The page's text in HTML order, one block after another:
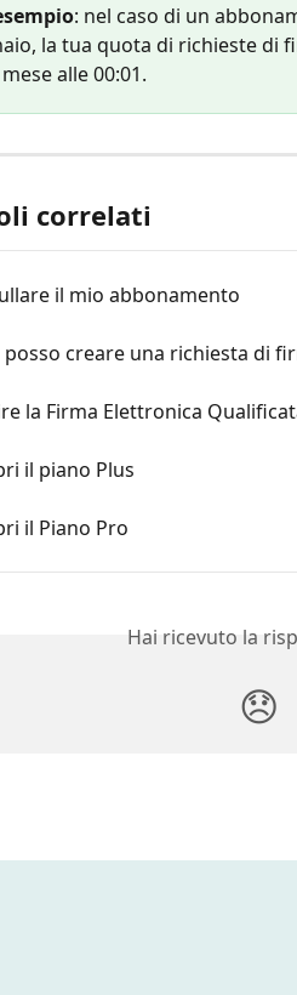
: nel caso di un
la tua quota di richieste di
alle 00:01.
correlati
il mio abbonamento
posso creare una richiesta di
la Firma Elettronica
il piano Plus
il Piano Pro
Hai ricevuto la
😞